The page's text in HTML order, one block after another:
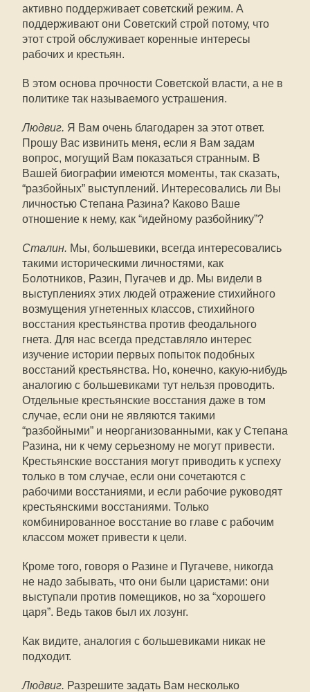
активно поддерживает советский режим. А
поддерживают они Советский строй потому, что
этот строй обслуживает коренные интересы
рабочих и крестьян.
В этом основа прочности Советской власти, а не в
политике так называемого устрашения.
Людвиг. Я Вам очень благодарен за этот ответ.
Прошу Вас извинить меня, если я Вам задам
вопрос, могущий Вам показаться странным. В
Вашей биографии имеются моменты, так сказать,
“разбойных” выступлений. Интересовались ли Вы
личностью Степана Разина? Каково Ваше
отношение к нему, как “идейному разбойнику”?
Сталин. Мы, большевики, всегда интересовались
такими историческими личностями, как
Болотников, Разин, Пугачев и др. Мы видели в
выступлениях этих людей отражение стихийного
возмущения угнетенных классов, стихийного
восстания крестьянства против феодального
гнета. Для нас всегда представляло интерес
изучение истории первых попыток подобных
восстаний крестьянства. Но, конечно, какую-нибудь
аналогию с большевиками тут нельзя проводить.
Отдельные крестьянские восстания даже в том
случае, если они не являются такими
“разбойными” и неорганизованными, как у Степана
Разина, ни к чему серьезному не могут привести.
Крестьянские восстания могут приводить к успеху
только в том случае, если они сочетаются с
рабочими восстаниями, и если рабочие руководят
крестьянскими восстаниями. Только
комбинированное восстание во главе с рабочим
классом может привести к цели.
Кроме того, говоря о Разине и Пугачеве, никогда
не надо забывать, что они были царистами: они
выступали против помещиков, но за “хорошего
царя”. Ведь таков был их лозунг.
Как видите, аналогия с большевиками никак не
подходит.
Людвиг. Разрешите задать Вам несколько